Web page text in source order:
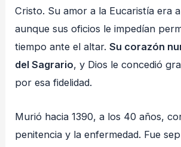
Cristo. Su amor a la Eucaristía era
aunque sus oficios le impedían
tiempo ante el altar.Su corazón
del Sagrario, y Dios le concedió
por esa fidelidad.
Murió hacia 1390, a los 40 años,
penitencia y la enfermedad. Fue